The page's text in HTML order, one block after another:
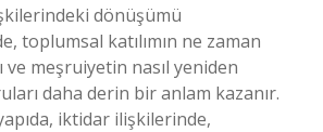
dönüşümü
toplumsal katılımın ne zaman
ve meşruiyetin nasıl yeniden
daha derin bir anlam kazanır.
iktidar ilişkilerinde,